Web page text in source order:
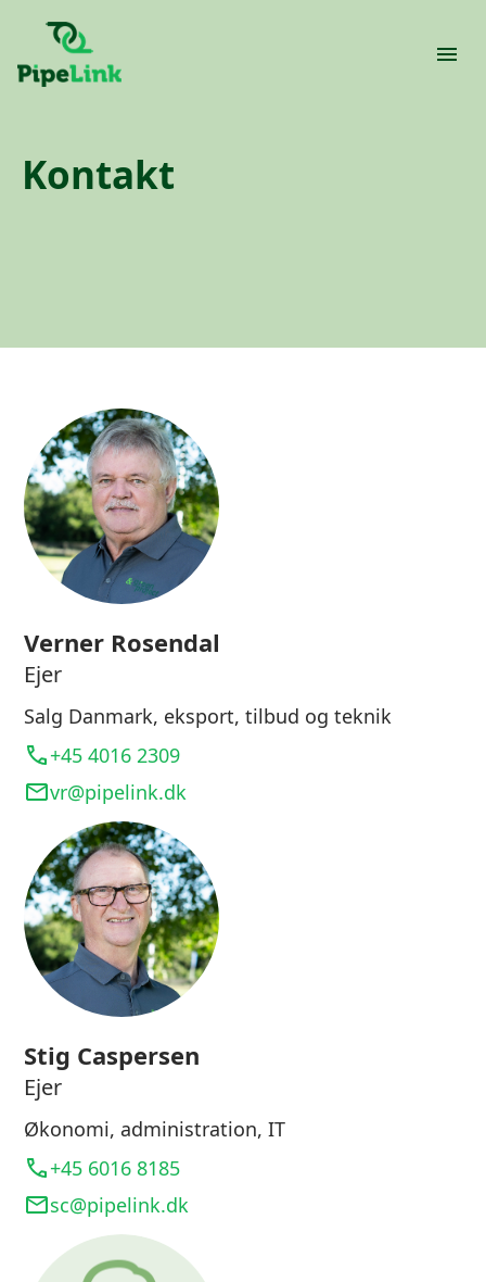
Kontakt
Verner Rosendal
Ejer
Salg Danmark, eksport, tilbud og teknik
+45 4016 2309
vr@pipelink.dk
Stig Caspersen
Ejer
Økonomi, administration, IT
+45 6016 8185
sc@pipelink.dk